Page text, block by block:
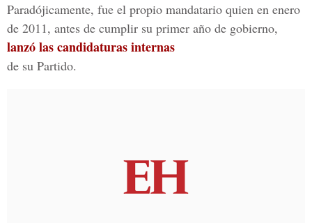
Paradójicamente, fue el propio mandatario quien en enero
de 2011, antes de cumplir su primer año de gobierno,
lanzó las candidaturas internas
de su Partido.